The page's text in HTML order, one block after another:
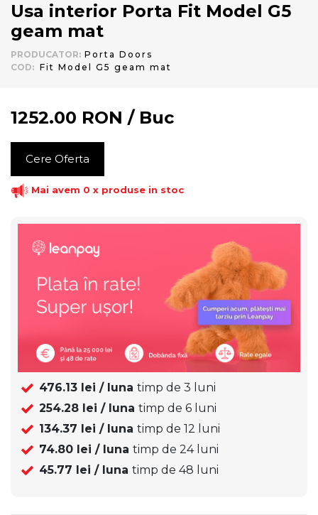
Usa interior Porta Fit Model G5
geam mat
PRODUCATOR: Porta Doors
COD: Fit Model G5 geam mat
1252.00 RON / Buc
Cere Oferta
Mai avem 0 x produse in stoc
476.13 lei / luna timp de 3 luni
254.28 lei / luna timp de 6 luni
134.37 lei / luna timp de 12 luni
74.80 lei / luna timp de 24luni
45.77 lei / luna timp de 48 luni